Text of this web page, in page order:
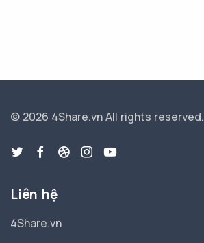
© 2026 4Share.vnAll rights reserved.
Liên hệ
4Share.vn